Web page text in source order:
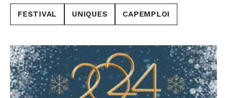
FESTIVAL UNIQUES CAPEMPLOI